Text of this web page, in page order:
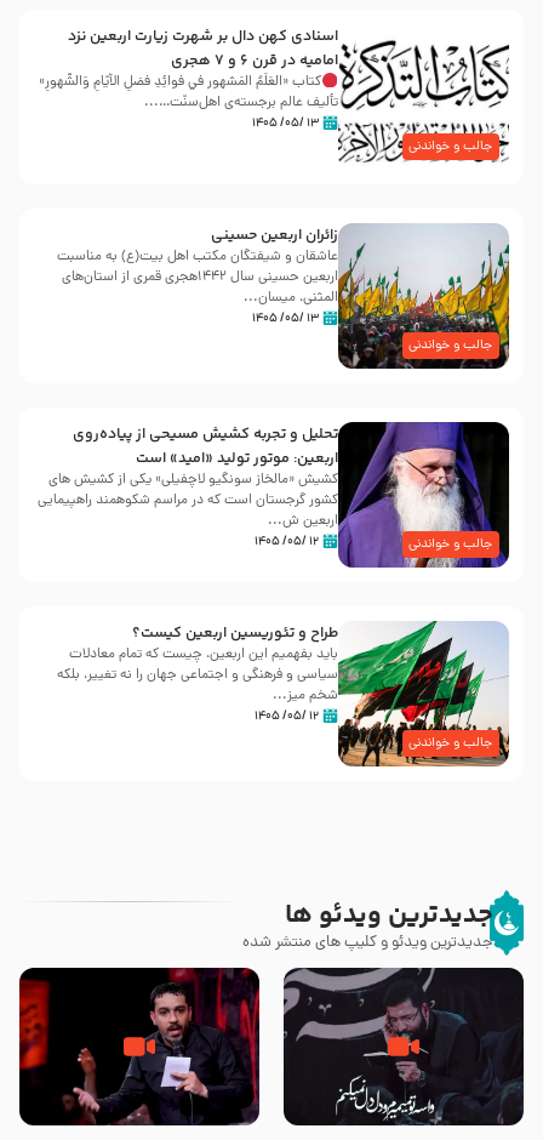
جالب و خواندنی
اسنادی کهن دال بر شهرت زیارت اربعین نزد
امامیه در قرن ۶ و ۷ هجری
کتاب «العَلَمُ المَشهور في فَوائِدِ فَضلِ الأيّامِ وَالشُّهورِ»
تألیف عالم برجسته‌ی اهل‌سنّت…...
۱۳ /۰۵/ ۱۴۰۵
جالب و خواندنی
زائران اربعین حسینی
عاشقان و شیفتگان مکتب اهل بیت(ع) به مناسبت
اربعین حسینی سال ۱۴۴۲هجری قمری از استان‌های
المثنی، میسان...
۱۳ /۰۵/ ۱۴۰۵
جالب و خواندنی
تحلیل و تجربه کشیش مسیحی از پیاده‌روی
اربعین: موتور تولید «امید» است
کشیش «مالخاز سونگیو لاچفیلی» یکی از کشیش های
کشور گرجستان است که در مراسم شکوهمند راهپیمایی
اربعین ش...
۱۲ /۰۵/ ۱۴۰۵
جالب و خواندنی
طراح و تئوریسین اربعین کیست؟
باید بفهمیم این اربعین، چیست که تمام معادلات
سیاسی و فرهنگی و اجتماعی جهان را نه تغییر، بلکه
شخم میز...
۱۲ /۰۵/ ۱۴۰۵
جدیدترین ویدئو ها
جدیدترین ویدئو و کلیپ های منتشر شده
مصداق کربلا – حاج حسین سیب
سرخی
شور ، حسینا! به‌ حق زهرا «أُنْظُرْ
إِلَینا» – عزاداری شب هفتم ماه